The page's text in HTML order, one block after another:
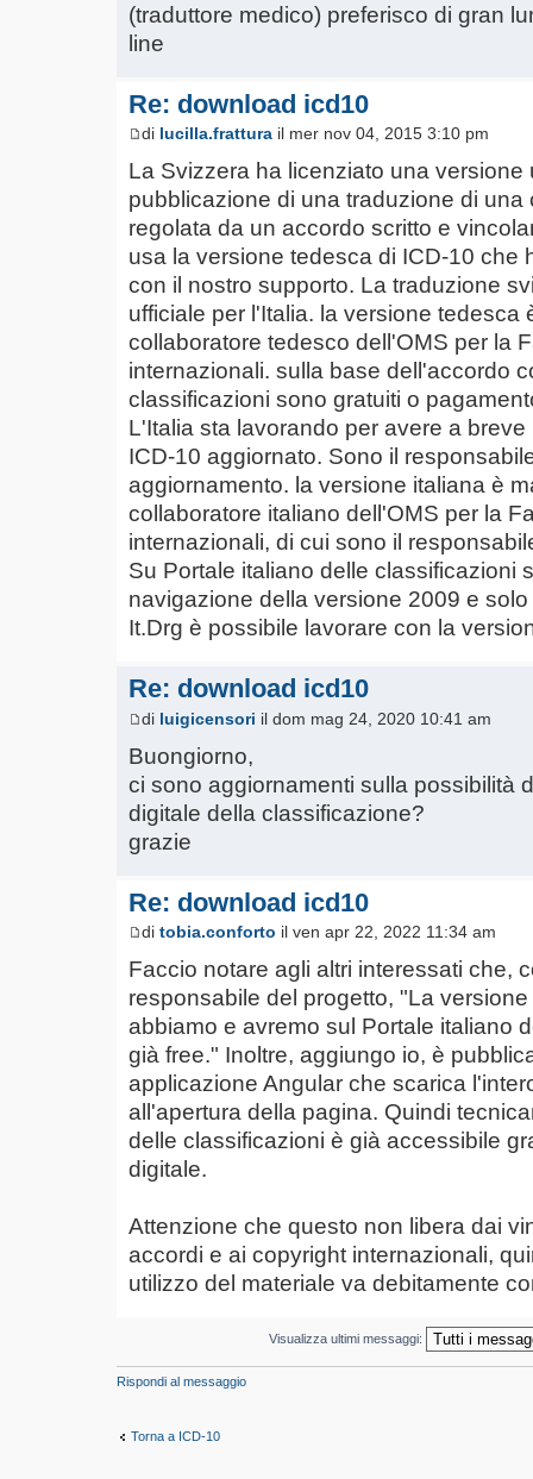
(traduttore medico) preferisco di gran
line
Re: download icd10
di lucilla.frattura il mer nov 04, 2015 3:10 pm
La Svizzera ha licenziato una versione
pubblicazione di una traduzione di una
regolata da un accordo scritto e
usa la versione tedesca di ICD-10 che
con il nostro supporto. La traduzione
ufficiale per l'Italia. la versione tedesca
collaboratore tedesco dell'OMS per la
internazionali. sulla base dell'accordo
classificazioni sono gratuiti o
L'Italia sta lavorando per avere a
ICD-10 aggiornato. Sono il
aggiornamento. la versione italiana è
collaboratore italiano dell'OMS per la
internazionali, di cui sono il
Su Portale italiano delle classificazioni
navigazione della versione 2009 e
It.Drg è possibile lavorare con la
Re: download icd10
di luigicensori il dom mag 24, 2020 10:41 am
Buongiorno,
ci sono aggiornamenti sulla possibilità
digitale della classificazione?
grazie
Re: download icd10
di tobia.conforto il ven apr 22, 2022 11:34 am
Faccio notare agli altri interessati che,
responsabile del progetto, "La
abbiamo e avremo sul Portale italiano
già free." Inoltre, aggiungo io, è
applicazione Angular che scarica
all'apertura della pagina. Quindi
delle classificazioni è già accessibile
digitale.
Attenzione che questo non libera dai
accordi e ai copyright internazionali,
utilizzo del materiale va debitamente
Visualizza ultimi messaggi:
Rispondi al messaggio
Torna a ICD-10